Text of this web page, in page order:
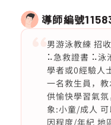
導師編號
男游泳教練 招
⠥急救證書 ⠥泳
學者或0經驗人
一名救生員，
供愉快學習氣
象:小童/成人
因程度/年紀 地